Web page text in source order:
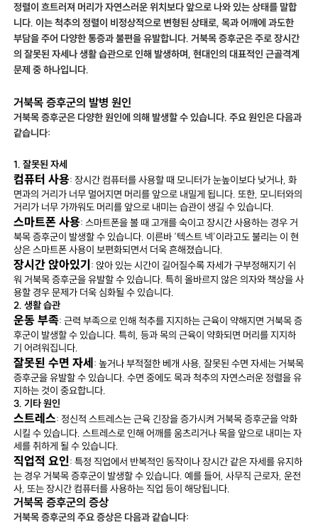
정렬이 흐트러져 머리가 자연스러운 위치보다 앞으로 나와 있는 상태를 말합
니다. 이는 척추의 정렬이 비정상적으로 변형된 상태로, 목과 어깨에 과도한
부담을 주어 다양한 통증과 불편을 유발합니다. 거북목 증후군은 주로 장시간
의 잘못된 자세나 생활 습관으로 인해 발생하며, 현대인의 대표적인 근골격계
문제 중 하나입니다.
거북목 증후군의 발병 원인
거북목 증후군은 다양한 원인에 의해 발생할 수 있습니다. 주요 원인은 다음과
같습니다:
1. 잘못된 자세
컴퓨터 사용: 장시간 컴퓨터를 사용할 때 모니터가 눈높이보다 낮거나, 화
면과의 거리가 너무 멀어지면 머리를 앞으로 내밀게 됩니다. 또한, 모니터와의
거리가 너무 가까워도 머리를 앞으로 내미는 습관이 생길 수 있습니다.
스마트폰 사용: 스마트폰을 볼 때 고개를 숙이고 장시간 사용하는 경우 거
북목 증후군이 발생할 수 있습니다. 이른바 ‘텍스트 넥’이라고도 불리는 이 현
상은 스마트폰 사용이 보편화되면서 더욱 흔해졌습니다.
장시간 앉아있기: 앉아 있는 시간이 길어질수록 자세가 구부정해지기 쉬
워 거북목 증후군을 유발할 수 있습니다. 특히 올바르지 않은 의자와 책상을 사
용할 경우 문제가 더욱 심화될 수 있습니다.
2. 생활 습관
운동 부족: 근력 부족으로 인해 척추를 지지하는 근육이 약해지면 거북목 증
후군이 발생할 수 있습니다. 특히, 등과 목의 근육이 약화되면 머리를 지지하
기 어려워집니다.
잘못된 수면 자세: 높거나 부적절한 베개 사용, 잘못된 수면 자세는 거북목
증후군을 유발할 수 있습니다. 수면 중에도 목과 척추의 자연스러운 정렬을 유
지하는 것이 중요합니다.
3. 기타 원인
스트레스: 정신적 스트레스는 근육 긴장을 증가시켜 거북목 증후군을 악화
시킬 수 있습니다. 스트레스로 인해 어깨를 움츠리거나 목을 앞으로 내미는 자
세를 취하게 될 수 있습니다.
직업적 요인: 특정 직업에서 반복적인 동작이나 장시간 같은 자세를 유지하
는 경우 거북목 증후군이 발생할 수 있습니다. 예를 들어, 사무직 근로자, 운전
사, 또는 장시간 컴퓨터를 사용하는 직업 등이 해당됩니다.
거북목 증후군의 증상
거북목 증후군의 주요 증상은 다음과 같습니다: